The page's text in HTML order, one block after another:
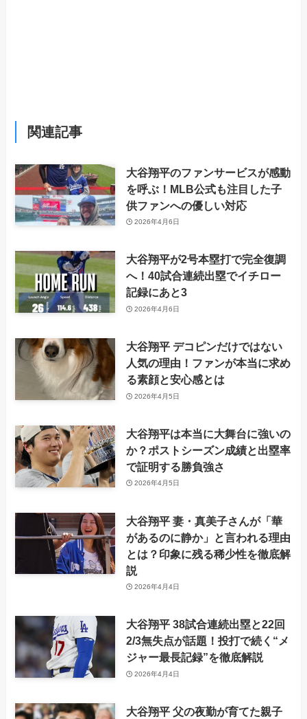
関連記事
大谷翔平のファンサービスが感動
を呼ぶ！MLB公式も注目した子
供ファンへの優しい対応
2026年4月6日
大谷翔平が2号本塁打で完全復調
へ！40試合連続出塁でイチロー
記録にあと3
2026年4月6日
大谷翔平 デコピンだけではない
人気の理由！ファンが本当に求め
る素顔と安心感とは
2026年4月5日
大谷翔平は本当に大舞台に強いの
か？ポストシーズン成績と出塁率
で証明する勝負強さ
2026年4月5日
大谷翔平 妻・真美子さんが「華
があるのに静か」と言われる理由
とは？印象に残る稀少性を徹底解
説
2026年4月4日
大谷翔平 38試合連続出塁と22回
2/3無失点が話題！投打で続く“メ
ジャー最長記録”を徹底解説
2026年4月4日
大谷翔平 父の夜勤が育てた親子